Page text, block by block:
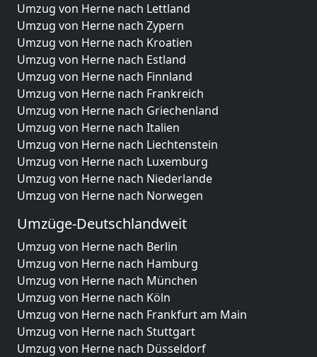
Umzug von Herne nach Lettland
Umzug von Herne nach Zypern
Umzug von Herne nach Kroatien
Umzug von Herne nach Estland
Umzug von Herne nach Finnland
Umzug von Herne nach Frankreich
Umzug von Herne nach Griechenland
Umzug von Herne nach Italien
Umzug von Herne nach Liechtenstein
Umzug von Herne nach Luxemburg
Umzug von Herne nach Niederlande
Umzug von Herne nach Norwegen
Umzüge-Deutschlandweit
Umzug von Herne nach Berlin
Umzug von Herne nach Hamburg
Umzug von Herne nach München
Umzug von Herne nach Köln
Umzug von Herne nach Frankfurt am Main
Umzug von Herne nach Stuttgart
Umzug von Herne nach Düsseldorf